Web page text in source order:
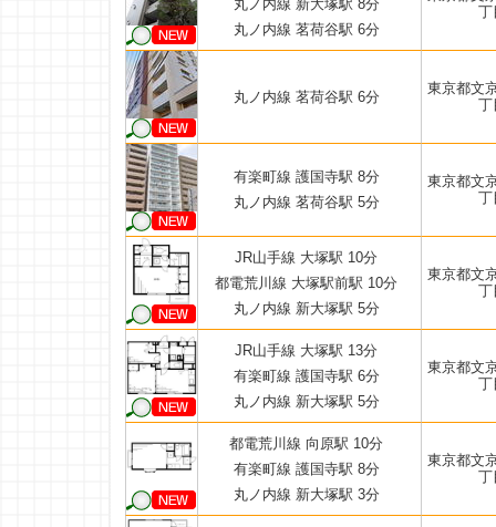
丸ノ内線 新大塚駅 8分
丸ノ内線 茗荷谷駅 6分
丁
丸ノ内線 茗荷谷駅 6分
東京都文
丁
有楽町線 護国寺駅 8分
丸ノ内線 茗荷谷駅 5分
東京都文
丁
JR山手線 大塚駅 10分
都電荒川線 大塚駅前駅 10分
丸ノ内線 新大塚駅 5分
東京都文
丁
JR山手線 大塚駅 13分
有楽町線 護国寺駅 6分
丸ノ内線 新大塚駅 5分
東京都文
丁
都電荒川線 向原駅 10分
有楽町線 護国寺駅 8分
丸ノ内線 新大塚駅 3分
東京都文
丁